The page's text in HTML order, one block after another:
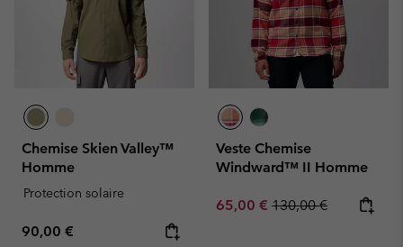
Chemise Skien Valley™
Homme
Protection solaire
Regular price:
90,00 €
Veste Chemise
Windward™ II Homme
Sale price:
65,00 € Regular price:
130,00 €